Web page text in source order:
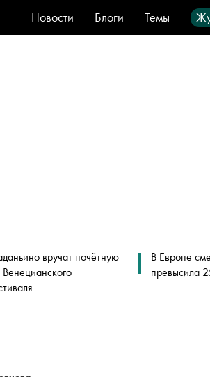
Новости Блоги Темы
Стиль
Видео
вручат почётную
В Европе
превысила